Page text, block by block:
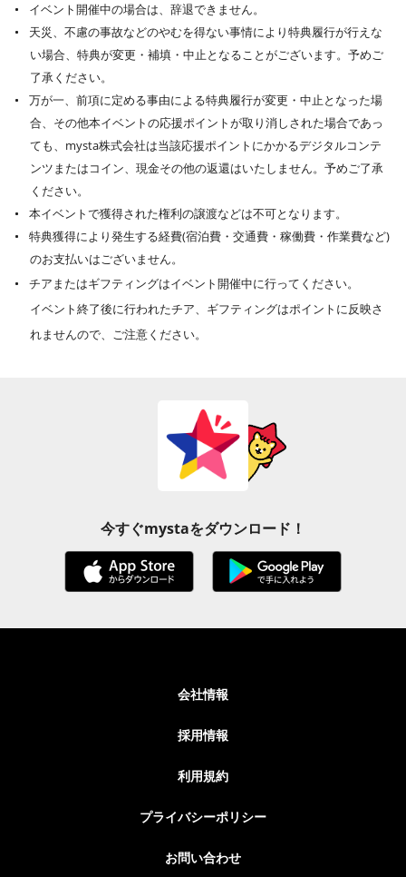
イベント開催中の場合は、辞退できません。
天災、不慮の事故などのやむを得ない事情により特典履行が行えな
い場合、特典が変更・補填・中止となることがございます。予めご
了承ください。
万が一、前項に定める事由による特典履行が変更・中止となった場
合、その他本イベントの応援ポイントが取り消しされた場合であっ
ても、mysta株式会社は当該応援ポイントにかかるデジタルコンテ
ンツまたはコイン、現金その他の返還はいたしません。予めご了承
ください。
本イベントで獲得された権利の譲渡などは不可となります。
特典獲得により発生する経費(宿泊費・交通費・稼働費・作業費など)
のお支払いはございません。
チアまたはギフティングはイベント開催中に行ってください。
イベント終了後に行われたチア、ギフティングはポイントに反映さ
れませんので、ご注意ください。
今すぐmystaをダウンロード！
会社情報
採用情報
利用規約
プライバシーポリシー
お問い合わせ